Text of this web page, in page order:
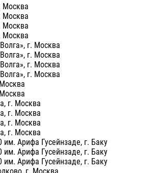
г. Москва
г. Москва
г. Москва
г. Москва
г. Москва
г. Москва
г. Москва
г. Москва
Арифа Гусейнзаде, г. Баку
Арифа Гусейнзаде, г. Баку
Арифа Гусейнзаде, г. Баку
г. Москва